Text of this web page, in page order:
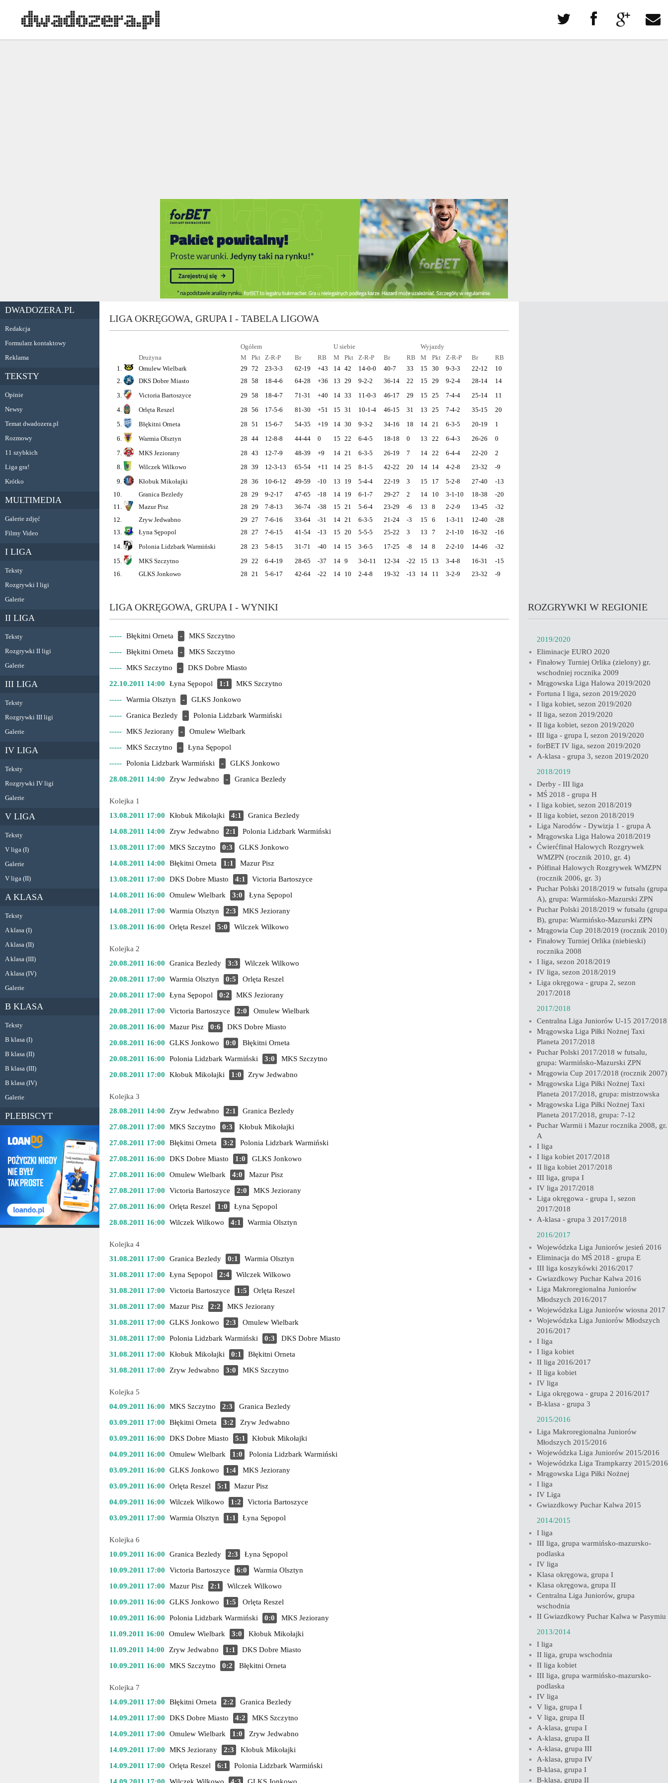
DWADOZERA.PL
Redakcja
Formularz kontaktowy
Reklama
TEKSTY
Opinie
Newsy
Temat dwadozera.pl
Rozmowy
11 szybkich
Liga gra!
Krótko
MULTIMEDIA
Galerie zdjęć
Filmy Video
I LIGA
Teksty
Rozgrywki I ligi
Galerie
II LIGA
Teksty
Rozgrywki II ligi
Galerie
III LIGA
Teksty
Rozgrywki III ligi
Galerie
IV LIGA
Teksty
Rozgrywki IV ligi
Galerie
V LIGA
Teksty
V liga (I)
Galerie
V liga (II)
A KLASA
Teksty
A klasa (I)
A klasa (II)
A klasa (III)
A klasa (IV)
Galerie
B KLASA
Teksty
B klasa (I)
B klasa (II)
B klasa (III)
B klasa (IV)
Galerie
PLEBISCYT
LIGA OKRĘGOWA, GRUPA I - TABELA LIGOWA
Ogółem U siebie
Wyjazdy
Drużyna
M Pkt Z-R-P Br RB M Pkt Z-R-P Br RB M Pkt Z-R-P Br
RB
1.
Omulew Wielbark 29 72 23-3-3 62-19 +43 14 42 14-0-0 40-7 33 15 30 9-3-3 22-12
10
2.
DKS Dobre Miasto 28 58 18-4-6 64-28 +36 13 29 9-2-2 36-14 22 15 29 9-2-4 28-14
14
3.
Victoria Bartoszyce 29 58 18-4-7 71-31 +40 14 33 11-0-3 46-17 29 15 25 7-4-4 25-14
11
4.
Orlęta Reszel 28 56 17-5-6 81-30 +51 15 31 10-1-4 46-15 31 13 25 7-4-2 35-15
20
5.
Błękitni Orneta 28 51 15-6-7 54-35 +19 14 30 9-3-2 34-16 18 14 21 6-3-5 20-19
1
6.
Warmia Olsztyn 28 44 12-8-8 44-44 0 15 22 6-4-5 18-18 0 13 22 6-4-3 26-26
0
7.
MKS Jeziorany 28 43 12-7-9 48-39 +9 14 21 6-3-5 26-19 7 14 22 6-4-4 22-20
2
8.
Wilczek Wilkowo 28 39 12-3-13 65-54 +11 14 25 8-1-5 42-22 20 14 14 4-2-8 23-32
-9
9.
Kłobuk Mikołajki 28 36 10-6-12 49-59 -10 13 19 5-4-4 22-19 3 15 17 5-2-8 27-40
-13
10.
Granica Bezledy 28 29 9-2-17 47-65 -18 14 19 6-1-7 29-27 2 14 10 3-1-10 18-38
-20
11.
Mazur Pisz 28 29 7-8-13 36-74 -38 15 21 5-6-4 23-29 -6 13 8 2-2-9 13-45
-32
12.
Zryw Jedwabno 29 27 7-6-16 33-64 -31 14 21 6-3-5 21-24 -3 15 6 1-3-11 12-40
-28
13.
Łyna Sępopol 28 27 7-6-15 41-54 -13 15 20 5-5-5 25-22 3 13 7 2-1-10 16-32
-16
14.
Polonia Lidzbark Warmiński 28 23 5-8-15 31-71 -40 14 15 3-6-5 17-25 -8 14 8 2-2-10 14-46
-32
15.
MKS Szczytno 29 22 6-4-19 28-65 -37 14 9 3-0-11 12-34 -22 15 13 3-4-8 16-31
-15
16.
GLKS Jonkowo 28 21 5-6-17 42-64 -22 14 10 2-4-8 19-32 -13 14 11 3-2-9 23-32 -9
LIGA OKRĘGOWA, GRUPA I - WYNIKI
----- Błękitni Orneta -
MKS Szczytno
----- Błękitni Orneta -
MKS Szczytno
----- MKS Szczytno -
DKS Dobre Miasto
22.10.2011 14:00
Łyna Sępopol 1:1
MKS Szczytno
----- Warmia Olsztyn -
GLKS Jonkowo
----- Granica Bezledy -
Polonia Lidzbark Warmiński
----- MKS Jeziorany -
Omulew Wielbark
----- MKS Szczytno -
Łyna Sępopol
----- Polonia Lidzbark Warmiński -
GLKS Jonkowo
28.08.2011 14:00
Zryw Jedwabno - Granica Bezledy
Kolejka 1
13.08.2011 17:00
Kłobuk Mikołajki 4:1
Granica Bezledy
14.08.2011 14:00
Zryw Jedwabno 2:1
Polonia Lidzbark Warmiński
13.08.2011 17:00
MKS Szczytno 0:3
GLKS Jonkowo
14.08.2011 14:00
Błękitni Orneta 1:1
Mazur Pisz
13.08.2011 17:00
DKS Dobre Miasto 4:1
Victoria Bartoszyce
14.08.2011 16:00
Omulew Wielbark 3:0
Łyna Sępopol
14.08.2011 17:00
Warmia Olsztyn 2:3
MKS Jeziorany
13.08.2011 16:00
Orlęta Reszel 5:0 Wilczek Wilkowo
Kolejka 2
20.08.2011 16:00
Granica Bezledy 3:3
Wilczek Wilkowo
20.08.2011 17:00
Warmia Olsztyn 0:5
Orlęta Reszel
20.08.2011 17:00
Łyna Sępopol 0:2
MKS Jeziorany
20.08.2011 17:00
Victoria Bartoszyce 2:0
Omulew Wielbark
20.08.2011 16:00
Mazur Pisz 0:6
DKS Dobre Miasto
20.08.2011 16:00
GLKS Jonkowo 0:0
Błękitni Orneta
20.08.2011 16:00
Polonia Lidzbark Warmiński 3:0
MKS Szczytno
20.08.2011 17:00
Kłobuk Mikołajki 1:0 Zryw Jedwabno
Kolejka 3
28.08.2011 14:00
Zryw Jedwabno 2:1
Granica Bezledy
27.08.2011 17:00
MKS Szczytno 0:3
Kłobuk Mikołajki
27.08.2011 17:00
Błękitni Orneta 3:2
Polonia Lidzbark Warmiński
27.08.2011 16:00
DKS Dobre Miasto 1:0
GLKS Jonkowo
27.08.2011 16:00
Omulew Wielbark 4:0
Mazur Pisz
27.08.2011 17:00
Victoria Bartoszyce 2:0
MKS Jeziorany
27.08.2011 16:00
Orlęta Reszel 1:0
Łyna Sępopol
28.08.2011 16:00
Wilczek Wilkowo 4:1 Warmia Olsztyn
Kolejka 4
31.08.2011 17:00
Granica Bezledy 0:1
Warmia Olsztyn
31.08.2011 17:00
Łyna Sępopol 2:4
Wilczek Wilkowo
31.08.2011 17:00
Victoria Bartoszyce 1:5
Orlęta Reszel
31.08.2011 17:00
Mazur Pisz 2:2
MKS Jeziorany
31.08.2011 17:00
GLKS Jonkowo 2:3
Omulew Wielbark
31.08.2011 17:00
Polonia Lidzbark Warmiński 0:3
DKS Dobre Miasto
31.08.2011 17:00
Kłobuk Mikołajki 0:1
Błękitni Orneta
31.08.2011 17:00
Zryw Jedwabno 3:0 MKS Szczytno
Kolejka 5
04.09.2011 16:00
MKS Szczytno 2:3
Granica Bezledy
03.09.2011 17:00
Błękitni Orneta 3:2
Zryw Jedwabno
03.09.2011 16:00
DKS Dobre Miasto 5:1
Kłobuk Mikołajki
04.09.2011 16:00
Omulew Wielbark 1:0
Polonia Lidzbark Warmiński
03.09.2011 16:00
GLKS Jonkowo 1:4
MKS Jeziorany
03.09.2011 16:00
Orlęta Reszel 5:1
Mazur Pisz
04.09.2011 16:00
Wilczek Wilkowo 1:2
Victoria Bartoszyce
03.09.2011 17:00
Warmia Olsztyn 1:1 Łyna Sępopol
Kolejka 6
10.09.2011 16:00
Granica Bezledy 2:3
Łyna Sępopol
10.09.2011 17:00
Victoria Bartoszyce 6:0
Warmia Olsztyn
10.09.2011 17:00
Mazur Pisz 2:1
Wilczek Wilkowo
10.09.2011 16:00
GLKS Jonkowo 1:5
Orlęta Reszel
10.09.2011 16:00
Polonia Lidzbark Warmiński 0:0
MKS Jeziorany
11.09.2011 16:00
Omulew Wielbark 3:0
Kłobuk Mikołajki
11.09.2011 14:00
Zryw Jedwabno 1:1
DKS Dobre Miasto
10.09.2011 16:00
MKS Szczytno 0:2 Błękitni Orneta
Kolejka 7
14.09.2011 17:00
Błękitni Orneta 2:2
Granica Bezledy
14.09.2011 17:00
DKS Dobre Miasto 4:2
MKS Szczytno
14.09.2011 17:00
Omulew Wielbark 1:0
Zryw Jedwabno
14.09.2011 17:00
MKS Jeziorany 2:3
Kłobuk Mikołajki
14.09.2011 17:00
Orlęta Reszel 6:1
Polonia Lidzbark Warmiński
ROZGRYWKI W REGIONIE
2019/2020
Eliminacje EURO 2020
Finałowy Turniej Orlika (zielony) gr.
wschodniej rocznika 2009
Mrągowska Liga Halowa 2019/2020
Fortuna I liga, sezon 2019/2020
I liga kobiet, sezon 2019/2020
II liga, sezon 2019/2020
II liga kobiet, sezon 2019/2020
III liga - grupa I, sezon 2019/2020
forBET IV liga, sezon 2019/2020
A-klasa - grupa 3, sezon 2019/2020
2018/2019
Derby - III liga
MŚ 2018 - grupa H
I liga kobiet, sezon 2018/2019
II liga kobiet, sezon 2018/2019
Liga Narodów - Dywizja 1 - grupa A
Mrągowska Liga Halowa 2018/2019
Ćwierćfinał Halowych Rozgrywek
WMZPN (rocznik 2010, gr. 4)
Półfinał Halowych Rozgrywek WMZPN
(rocznik 2006, gr. 3)
Puchar Polski 2018/2019 w futsalu (grupa
A), grupa: Warmińsko-Mazurski ZPN
Puchar Polski 2018/2019 w futsalu (grupa
B), grupa: Warmińsko-Mazurski ZPN
Mrągowia Cup 2018/2019 (rocznik 2010)
Finałowy Turniej Orlika (niebieski)
rocznika 2008
I liga, sezon 2018/2019
IV liga, sezon 2018/2019
Liga okręgowa - grupa 2, sezon
2017/2018
2017/2018
Centralna Liga Juniorów U-15 2017/2018
Mrągowska Liga Piłki Nożnej Taxi
Planeta 2017/2018
Puchar Polski 2017/2018 w futsalu,
grupa: Warmińsko-Mazurski ZPN
Mrągowia Cup 2017/2018 (rocznik 2007)
Mrągowska Liga Piłki Nożnej Taxi
Planeta 2017/2018, grupa: mistrzowska
Mrągowska Liga Piłki Nożnej Taxi
Planeta 2017/2018, grupa: 7-12
Puchar Warmii i Mazur rocznika 2008, gr.
A
I liga
I liga kobiet 2017/2018
II liga kobiet 2017/2018
III liga, grupa I
IV liga 2017/2018
Liga okręgowa - grupa 1, sezon
2017/2018
A-klasa - grupa 3 2017/2018
2016/2017
Wojewódzka Liga Juniorów jesień 2016
Eliminacja do MŚ 2018 - grupa E
III liga koszykówki 2016/2017
Gwiazdkowy Puchar Kalwa 2016
Liga Makroregionalna Juniorów
Młodszych 2016/2017
Wojewódzka Liga Juniorów wiosna 2017
Wojewódzka Liga Juniorów Młodszych
2016/2017
I liga
I liga kobiet
II liga 2016/2017
II liga kobiet
IV liga
Liga okręgowa - grupa 2 2016/2017
B-klasa - grupa 3
2015/2016
Liga Makroregionalna Juniorów
Młodszych 2015/2016
Wojewódzka Liga Juniorów 2015/2016
Wojewódzka Liga Trampkarzy 2015/2016
Mrągowska Liga Piłki Nożnej
I liga
IV Liga
Gwiazdkowy Puchar Kalwa 2015
2014/2015
I liga
III liga, grupa warmińsko-mazursko-
podlaska
IV liga
Klasa okręgowa, grupa I
Klasa okręgowa, grupa II
Centralna Liga Juniorów, grupa
wschodnia
II Gwiazdkowy Puchar Kalwa w Pasymiu
2013/2014
I liga
II liga, grupa wschodnia
II liga kobiet
III liga, grupa warmińsko-mazursko-
podlaska
IV liga
V liga, grupa I
V liga, grupa II
A-klasa, grupa I
A-klasa, grupa II
A-klasa, grupa III
A-klasa, grupa IV
B-klasa, grupa I
B-klasa, grupa II